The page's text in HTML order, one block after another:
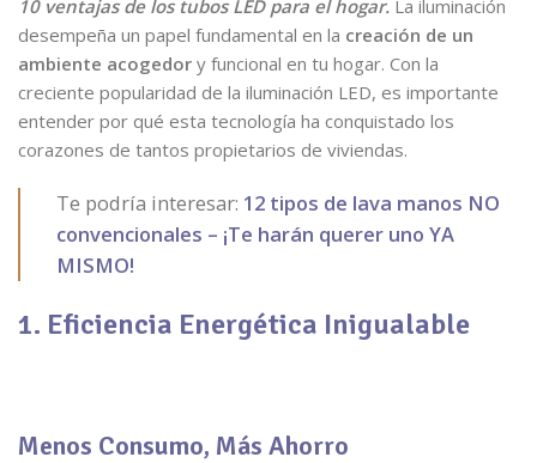
10 ventajas de los tubos LED para el hogar. La iluminación
desempeña un papel fundamental en la creación de un
ambiente acogedor y funcional en tu hogar. Con la
creciente popularidad de la iluminación LED, es importante
entender por qué esta tecnología ha conquistado los
corazones de tantos propietarios de viviendas.
Te podría interesar: 12 tipos de lava manos NO
convencionales – ¡Te harán querer uno YA
MISMO!
1. Eficiencia Energética Inigualable
Menos Consumo, Más Ahorro